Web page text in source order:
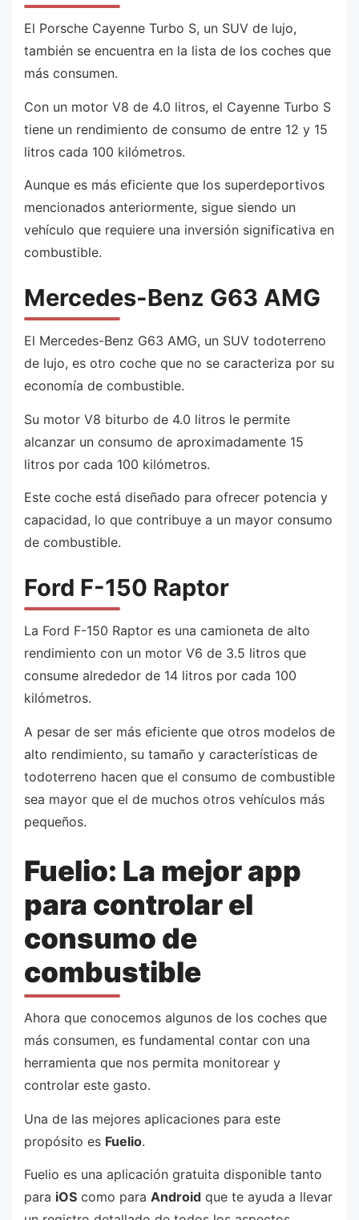
El Porsche Cayenne Turbo S, un SUV de lujo,
también se encuentra en la lista de los coches que
más consumen.
Con un motor V8 de 4.0 litros, el Cayenne Turbo S
tiene un rendimiento de consumo de entre 12 y 15
litros cada 100 kilómetros.
Aunque es más eficiente que los superdeportivos
mencionados anteriormente, sigue siendo un
vehículo que requiere una inversión significativa en
combustible.
Mercedes-Benz G63 AMG
El Mercedes-Benz G63 AMG, un SUV todoterreno
de lujo, es otro coche que no se caracteriza por su
economía de combustible.
Su motor V8 biturbo de 4.0 litros le permite
alcanzar un consumo de aproximadamente 15
litros por cada 100 kilómetros.
Este coche está diseñado para ofrecer potencia y
capacidad, lo que contribuye a un mayor consumo
de combustible.
Ford F-150 Raptor
La Ford F-150 Raptor es una camioneta de alto
rendimiento con un motor V6 de 3.5 litros que
consume alrededor de 14 litros por cada 100
kilómetros.
A pesar de ser más eficiente que otros modelos de
alto rendimiento, su tamaño y características de
todoterreno hacen que el consumo de combustible
sea mayor que el de muchos otros vehículos más
pequeños.
Fuelio: La mejor app
para controlar el
consumo de
combustible
Ahora que conocemos algunos de los coches que
más consumen, es fundamental contar con una
herramienta que nos permita monitorear y
controlar este gasto.
Una de las mejores aplicaciones para este
propósito es Fuelio.
Fuelio es una aplicación gratuita disponible tanto
para iOS como para Android que te ayuda a llevar